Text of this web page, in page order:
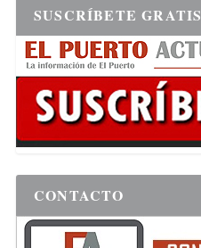
SUSCRÍBETE GRATIS
CONTACTO